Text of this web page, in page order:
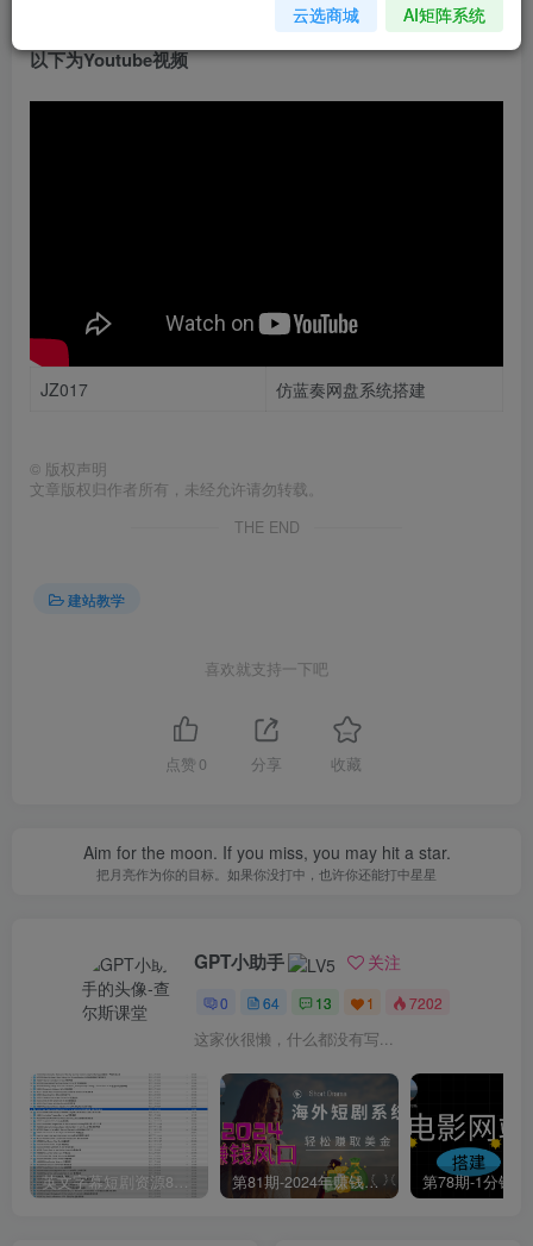
以下为Youtube视频
JZ017 仿蓝奏网盘系统搭建
© 版权声明
文章版权归作者所有，未经允许请勿转载。
THE END
建站教学
喜欢就支持一下吧
点赞 0 分享 收藏
Aim for the moon. If you miss, you may hit a star.
把月亮作为你的目标。如果你没打中，也许你还能打中星星
GPT小助手 关注
0 64 13 1 7202
这家伙很懒，什么都没有写...
英文字幕短剧资源80 部+【资源持续更新中…】 第81期-2024年赚钱风口-用海外短剧系统轻松赚取美金
云选商城 AI矩阵系统